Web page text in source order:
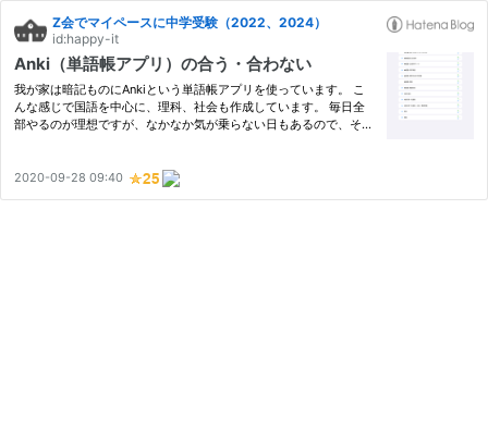
Z会でマイペースに中学受験（2022、2024）
id:happy-it
Anki（単語帳アプリ）の合う・合わない
我が家は暗記ものにAnkiという単語帳アプリを使っています。 こ
んな感じで国語を中心に、理科、社会も作成しています。 毎日全
部やるのが理想ですが、なかなか気が乗らない日もあるので、そん
ら…
2020-09-28 09:40